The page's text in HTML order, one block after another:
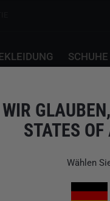
SCHUHE
WIR
STATES
Wählen